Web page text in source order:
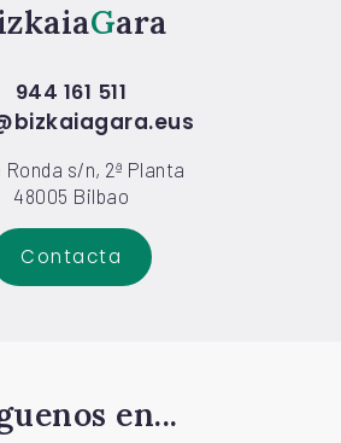
Gara
944 161 511
Ronda s/n, 2ª Planta
48005 Bilbao
Contacta
en...